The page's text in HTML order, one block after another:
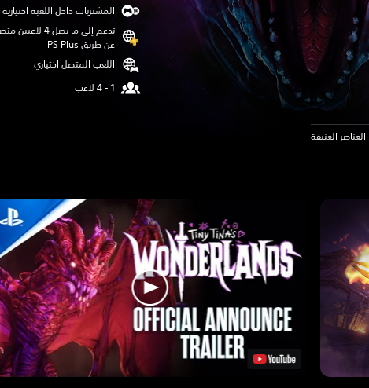
المشتريات داخل اللعبة اختيارية
تدعم إلى ما يصل 4
عن طريق PS Plus‏
اللعب المتصل اختياري